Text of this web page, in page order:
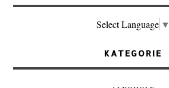
Select Language ▼
KATEGORIE